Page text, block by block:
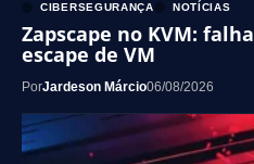
CIBERSEGURANÇA NOTÍCIAS
Zapscape no KVM:
escape de VM
PorJardeson Márcio06/08/2026